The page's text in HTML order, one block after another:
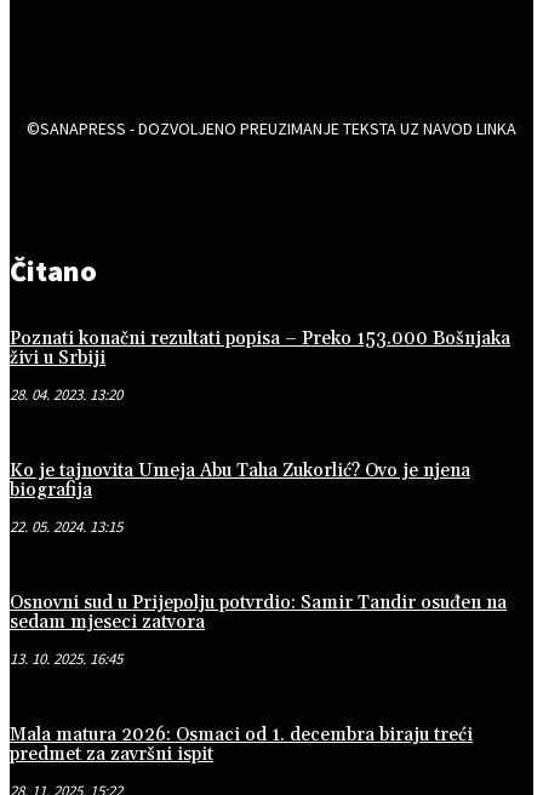
©SANAPRESS - DOZVOLJENO PREUZIMANJE TEKSTA UZ NAVOD LINKA
Čitano
Poznati konačni rezultati popisa – Preko 153.000 Bošnjaka
živi u Srbiji
28. 04. 2023. 13:20
Ko je tajnovita Umeja Abu Taha Zukorlić? Ovo je njena
biografija
22. 05. 2024. 13:15
Osnovni sud u Prijepolju potvrdio: Samir Tandir osuđen na
sedam mjeseci zatvora
13. 10. 2025. 16:45
Mala matura 2026: Osmaci od 1. decembra biraju treći
predmet za završni ispit
28. 11. 2025. 15:22